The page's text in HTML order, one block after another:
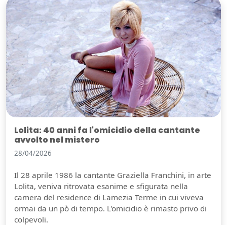
Lolita: 40 anni fa l'omicidio della cantante
avvolto nel mistero
28/04/2026
Il 28 aprile 1986 la cantante Graziella Franchini, in arte
Lolita, veniva ritrovata esanime e sfigurata nella
camera del residence di Lamezia Terme in cui viveva
ormai da un pò di tempo. L'omicidio è rimasto privo di
colpevoli.